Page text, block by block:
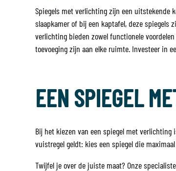
Spiegels met verlichting zijn een uitstekende
slaapkamer of bij een kaptafel, deze spiegels
verlichting bieden zowel functionele
toevoeging zijn aan elke ruimte. Investeer in
EEN SPIEGEL
Bij het kiezen van een spiegel met
vuistregel geldt: kies een spiegel die
Twijfel je over de juiste maat? Onze